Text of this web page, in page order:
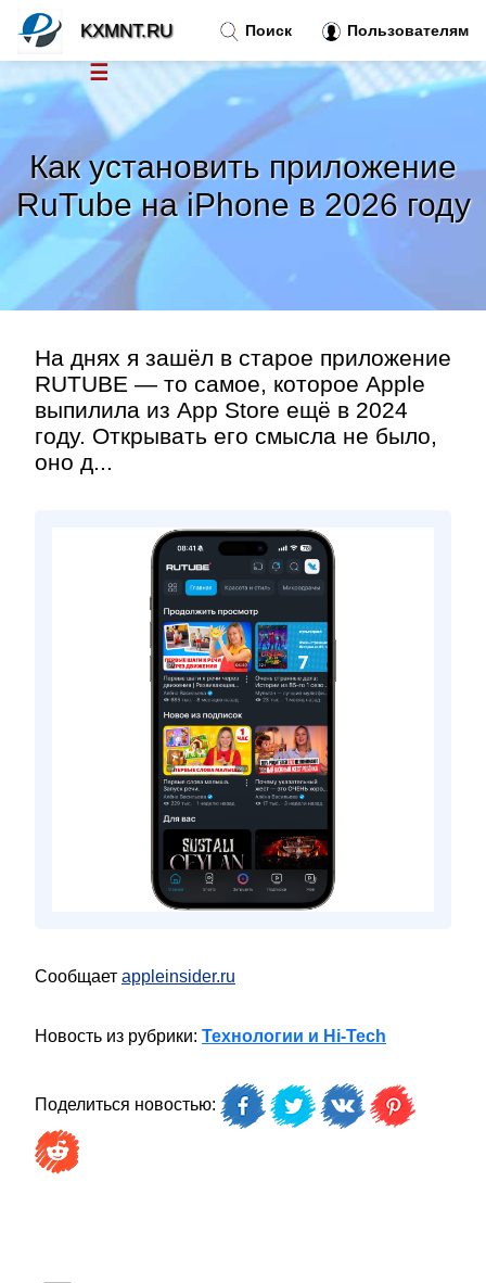
Как установить приложение
RuTube на iPhone в 2026 году
На днях я зашёл в старое приложение
RUTUBE — то самое, которое Apple
выпилила из App Store ещё в 2024
году. Открывать его смысла не было,
оно д...
Сообщает appleinsider.ru
Новость из рубрики: Технологии и Hi-Tech
Поделиться новостью:
Поиск Пользователям
KXMNT.RU
☰
Новости
Тренды новостей»
Рубрики»
Правила»
Контакт»